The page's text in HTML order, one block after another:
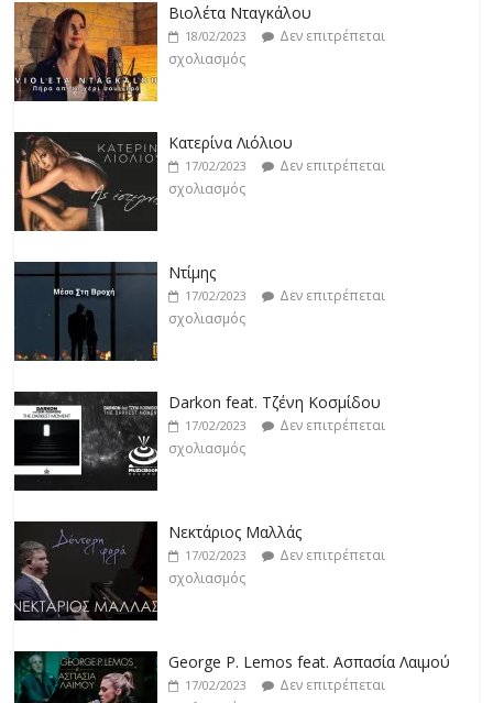
Βιολέτα Νταγκάλου
18/02/2023
Δεν επιτρέπεται
σχολιασμός
Κατερίνα Λιόλιου
17/02/2023
Δεν επιτρέπεται
σχολιασμός
Ντίμης
17/02/2023
Δεν επιτρέπεται
σχολιασμός
Darkon feat. Τζένη Κοσμίδου
17/02/2023
Δεν επιτρέπεται
σχολιασμός
Νεκτάριος Μαλλάς
17/02/2023
Δεν επιτρέπεται
σχολιασμός
George P. Lemos feat. Ασπασία Λαιμού
17/02/2023
Δεν επιτρέπεται